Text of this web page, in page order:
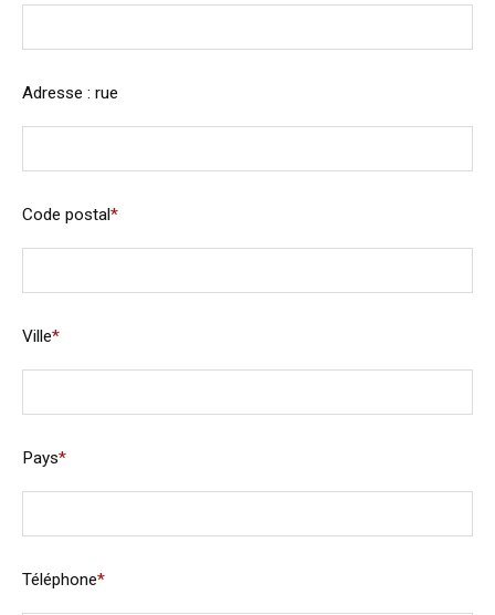
Adresse : rue
Code postal*
Ville*
Pays*
Téléphone*